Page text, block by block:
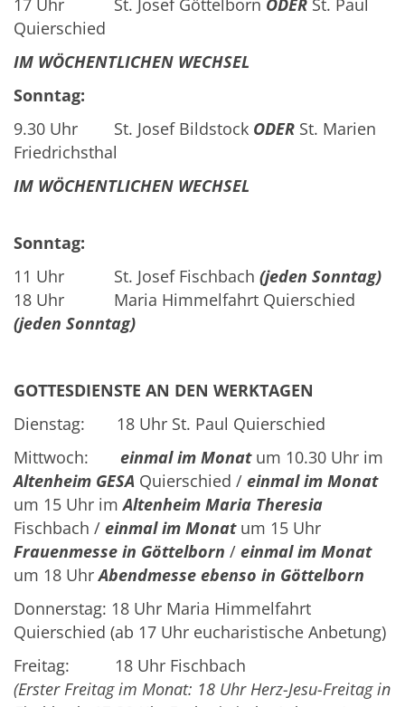
17 Uhr St. Josef Göttelborn ODER St. Paul
Quierschied
IM WÖCHENTLICHEN WECHSEL
Sonntag:
9.30 Uhr St. Josef Bildstock ODER St. Marien
Friedrichsthal
IM WÖCHENTLICHEN WECHSEL
Sonntag:
11 Uhr St. Josef Fischbach (jeden Sonntag)
18 Uhr Maria Himmelfahrt Quierschied
(jeden Sonntag)
GOTTESDIENSTE AN DEN WERKTAGEN
Dienstag: 18 Uhr St. Paul Quierschied
Mittwoch: einmal im Monatum 10.30 Uhr im
Altenheim GESA Quierschied / einmal im Monat
um 15 Uhr imAltenheim Maria Theresia
Fischbach / einmal im Monat um 15 Uhr
Frauenmesse in Göttelborn / einmal im Monat
um 18 UhrAbendmesse ebenso in Göttelborn
Donnerstag: 18 Uhr Maria Himmelfahrt
Quierschied (ab 17 Uhr eucharistische Anbetung)
Freitag: 18 Uhr Fischbach
(Erster Freitag im Monat: 18 Uhr Herz-Jesu-Freitag in